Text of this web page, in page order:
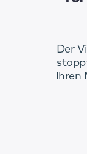
Der
Ihren